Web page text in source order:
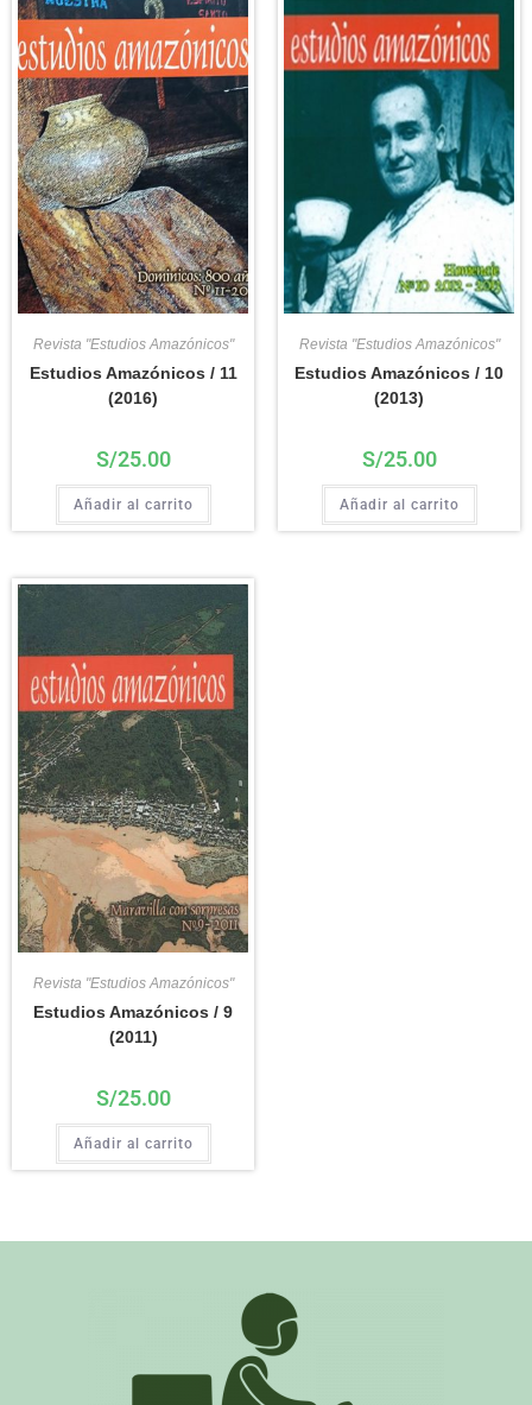
Revista "Estudios Amazónicos"
Estudios Amazónicos / 11
(2016)
S/25.00
Añadir al carrito
Revista "Estudios Amazónicos"
Estudios Amazónicos / 10
(2013)
S/25.00
Añadir al carrito
Revista "Estudios Amazónicos"
Estudios Amazónicos / 9
(2011)
S/25.00
Añadir al carrito